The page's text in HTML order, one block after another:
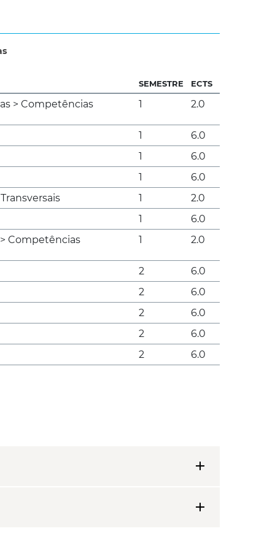
SEMESTRE ECTS
> Competências 1 2.0
1
6.0
1
6.0
1
6.0
1
2.0
1
6.0
Competências
1 2.0
2
6.0
2
6.0
2
6.0
2
6.0
2
6.0
add
add